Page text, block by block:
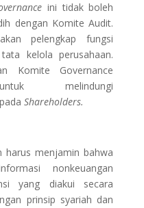
ini tidak boleh
dengan Komite Audit.
pelengkap fungsi
kelola perusahaan.
Komite Governance
melindungi
Shareholders.
harus menjamin bahwa
nonkeuangan
yang diakui secara
prinsip syariah dan